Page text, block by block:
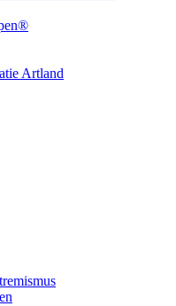
Artland